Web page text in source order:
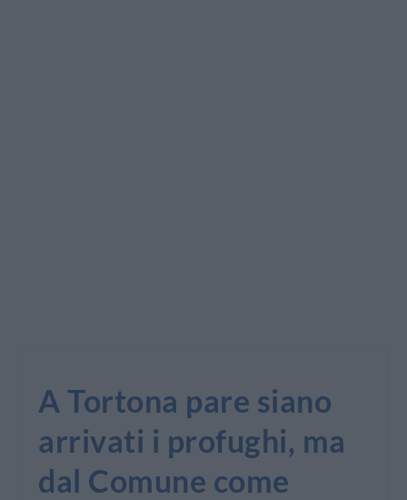
A Tortona pare siano
arrivati i profughi, ma
dal Comune come